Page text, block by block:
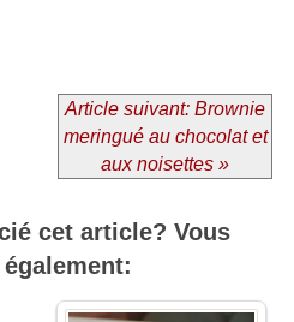
Article suivant: Brownie
meringué au chocolat et
aux noisettes »
cet article? Vous